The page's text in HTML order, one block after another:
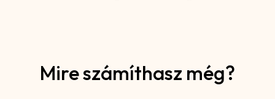
Mire számíthasz még?